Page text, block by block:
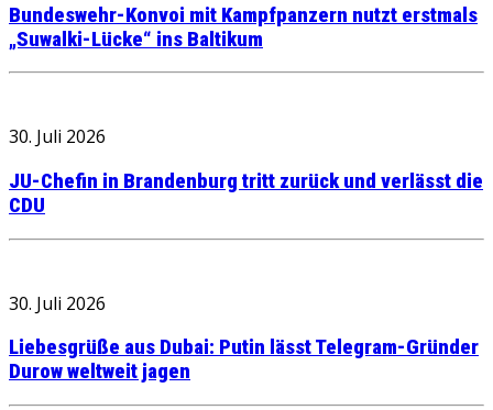
Bundeswehr-Konvoi mit Kampfpanzern nutzt erstmals
„Suwalki-Lücke“ ins Baltikum
30. Juli 2026
JU-Chefin in Brandenburg tritt zurück und verlässt die
CDU
30. Juli 2026
Liebesgrüße aus Dubai: Putin lässt Telegram-Gründer
Durow weltweit jagen